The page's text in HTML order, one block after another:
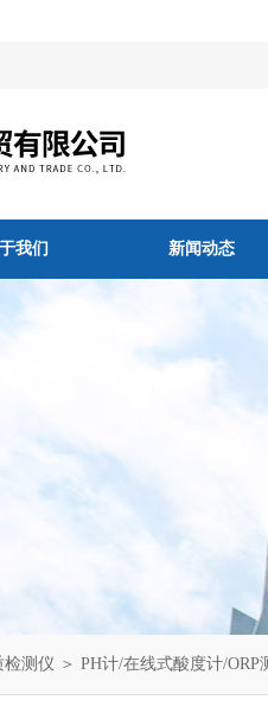
我们 新闻动态
检测仪 ＞ PH计/在线式酸度计/ORP